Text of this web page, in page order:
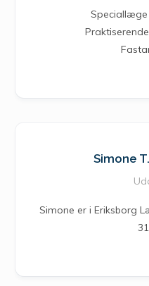
Speciallæge
Simone
Simone er i Eriksborg